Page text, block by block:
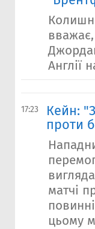
Англії
17:23
Кейн:
проти
матчі
цьому